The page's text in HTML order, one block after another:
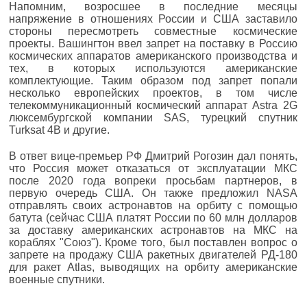
Напомним, возросшее в последние месяцы
напряжение в отношениях России и США заставило
стороны пересмотреть совместные космические
проекты. Вашингтон ввел запрет на поставку в Россию
космических аппаратов американского производства и
тех, в которых используются американские
комплектующие. Таким образом под запрет попали
несколько европейских проектов, в том числе
телекоммуникационный космический аппарат Astra 2G
люксембургской компании SAS, турецкий спутник
Turksat 4B и другие.
В ответ вице-премьер РФ Дмитрий Рогозин дал понять,
что Россия может отказаться от эксплуатации МКС
после 2020 года вопреки просьбам партнеров, в
первую очередь США. Он также предложил NASA
отправлять своих астронавтов на орбиту с помощью
батута (сейчас США платят России по 60 млн долларов
за доставку американских астронавтов на МКС на
кораблях "Союз"). Кроме того, был поставлен вопрос о
запрете на продажу США ракетных двигателей РД-180
для ракет Atlas, выводящих на орбиту американские
военные спутники.